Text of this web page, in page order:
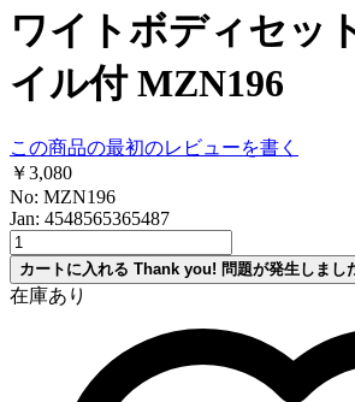
ワイトボディセッ
イル付 MZN196
この商品の最初のレビューを書く
￥3,080
No: MZN196
Jan: 4548565365487
カートに入れる Thank you! 問題が発生しまし
在庫あり